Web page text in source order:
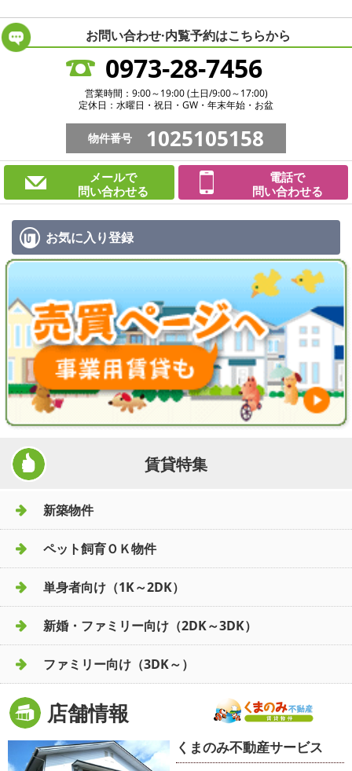
お問い合わせ·内覧予約はこちらから
0973-28-7456
営業時間：9:00～19:00 (土日/9:00～17:00)
定休日：水曜日・祝日・GW・年末年始・お盆
物件番号 1025105158
メールで
問い合わせる
電話で
問い合わせる
お気に入り登録
賃貸特集
新築物件
ペット飼育ＯＫ物件
単身者向け（1K～2DK）
新婚・ファミリー向け（2DK～3DK）
ファミリー向け（3DK～）
店舗情報
くまのみ不動産サービス